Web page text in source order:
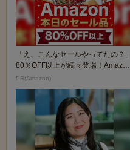
「え、こんなセールやってたの？」
80％OFF以上が続々登場！Amazon
の本気が...
PR(Amazon)